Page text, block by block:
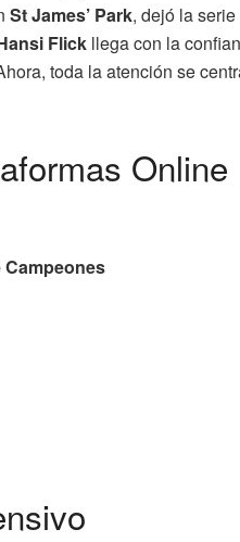
St James’ Park, dejó la serie
Flick llega con la
toda la atención se
Online